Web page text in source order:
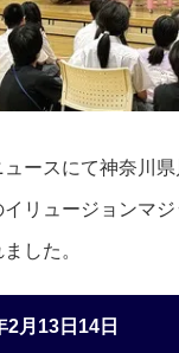
ュースにて神奈川
イリュージョンマ
した。
2月13日14日